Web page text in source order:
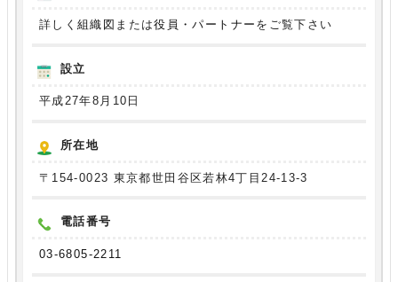
詳しく組織図 または役員・パートナー をご覧下さい
設立
平成27年8月10日
所在地
〒154-0023 東京都世田谷区若林4丁目24-13-3
電話番号
03-6805-2211